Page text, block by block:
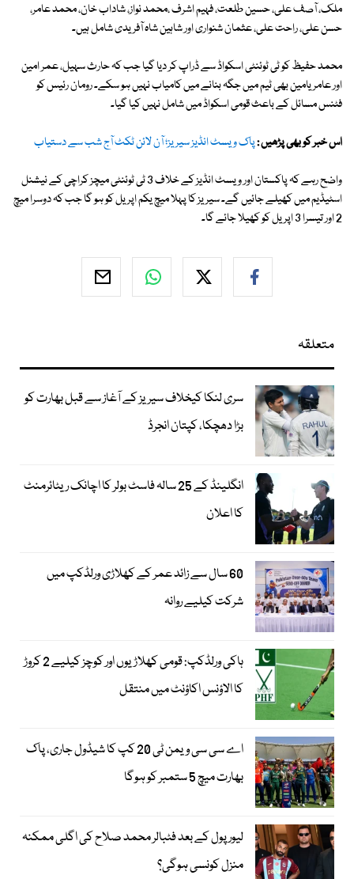
ملک، آصف علی، حسین طلعت، فہیم اشرف ،محمد نواز، شاداب خان، محمد عامر،
حسن علی، راحت علی، عثمان شنواری اور شاہین شاہ آفریدی شامل ہیں۔
محمد حفیظ کو ٹی ٹوئنٹی اسکواڈ سے ڈراپ کر دیا گیا جب کہ حارث سہیل، عمر امین
اور عامر یامین بھی ٹیم میں جگہ بنانے میں کامیاب نہیں ہو سکے۔ رومان رئیس کو
فٹنس مسائل کے باعث قومی اسکواڈ میں شامل نہیں کیا گیا۔
اس خبر کو بھی پڑھیں :پاک ویسٹ انڈیز سیریز؛ آن لائن ٹکٹ آج شب سے دستیاب
واضح رہے کہ پاکستان اور ویسٹ انڈیز کے خلاف 3 ٹی ٹوئنٹی میچز کراچی کے نیشنل
اسٹیڈیم میں کھیلے جائیں گے۔ سیریز کا پہلا میچ یکم اپریل کو ہو گا جب کہ دوسرا میچ
2 اور تیسرا 3 اپریل کو کھیلا جائے گا۔
متعلقہ
سری لنکا کیخلاف سیریز کے آغاز سے قبل بھارت کو
بڑا دھچکا، کپتان انجرڈ
انگلینڈ کے 25 سالہ فاسٹ بولر کا اچانک ریٹائرمنٹ
کا اعلان
60 سال سے زائد عمر کے کھلاڑی ورلڈکپ میں
شرکت کیلیے روانہ
ہاکی ورلڈکپ: قومی کھلاڑیوں اور کوچز کیلیے 2 کروڑ
کا الاؤنس اکاؤنٹ میں منتقل
اے سی سی ویمن ٹی 20 کپ کا شیڈول جاری، پاک
بھارت میچ 5 ستمبر کو ہوگا
لیور پول کے بعد فٹبالر محمد صلاح کی اگلی ممکنہ
منزل کونسی ہوگی؟